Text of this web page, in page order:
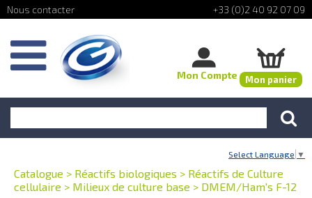
+33 (0)2 40 92 07 09
Mon Compte Mon panier
Select Language ▼
Catalogue > Réactifs biologiques > Réactifs de Culture
cellulaire > Milieux de culture base > DMEM/Ham's F-12